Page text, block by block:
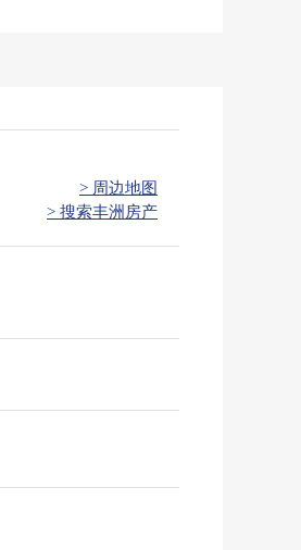
> 周边地图
> 搜索丰洲房产